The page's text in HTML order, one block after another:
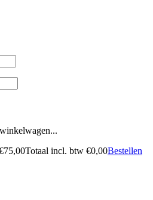
Totaal incl. btw €0,00Bestellen